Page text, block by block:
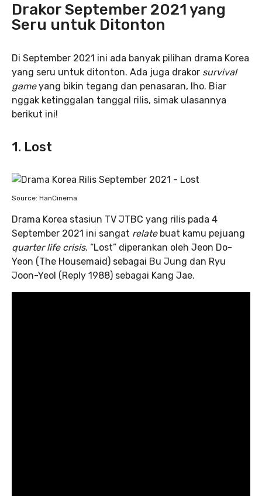
Drakor September 2021 yang
Seru untuk Ditonton
Di September 2021 ini ada banyak pilihan drama Korea
yang seru untuk ditonton. Ada juga drakor survival
gameyang bikin tegang dan penasaran, lho. Biar
nggak ketinggalan tanggal rilis, simak ulasannya
berikut ini!
1. Lost
Source: HanCinema
Drama Korea stasiun TV JTBC yang rilis pada 4
September 2021 ini sangat relatebuat kamu pejuang
quarter life crisis. “Lost” diperankan oleh Jeon Do-
Yeon (The Housemaid) sebagai Bu Jung dan Ryu
Joon-Yeol (Reply 1988) sebagai Kang Jae.